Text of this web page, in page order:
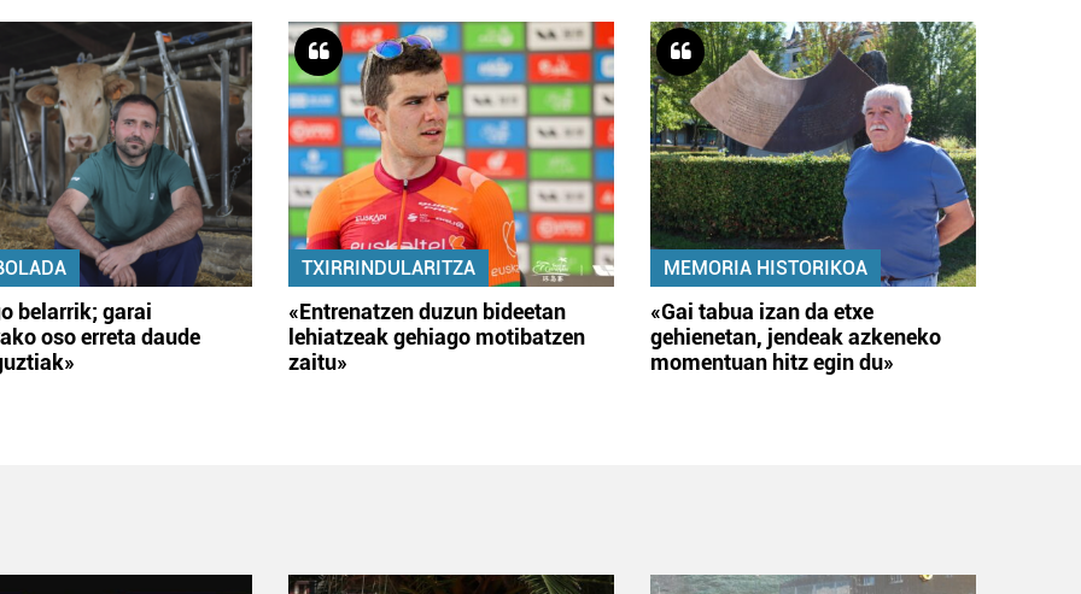
belarrik; garai
oso erreta daude
TXIRRINDULARITZA
«Entrenatzen duzun bideetan
lehiatzeak gehiago motibatzen
zaitu»
MEMORIA HISTORIKOA
«Gai tabua izan da etxe
gehienetan, jendeak azkeneko
momentuan hitz egin du»